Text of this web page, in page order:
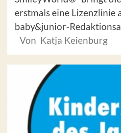
erstmals eine Lizenzlinie
baby&junior-
Von Katja Keienburg